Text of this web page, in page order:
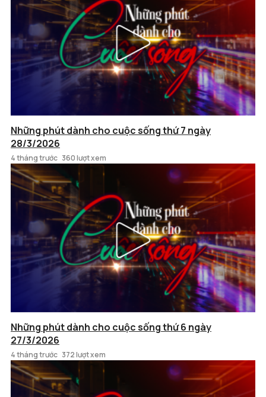
Những phút dành cho cuộc sống thứ 7 ngày
28/3/2026
4 tháng trước 360 lượt xem
Những phút dành cho cuộc sống thứ 6 ngày
27/3/2026
4 tháng trước 372 lượt xem